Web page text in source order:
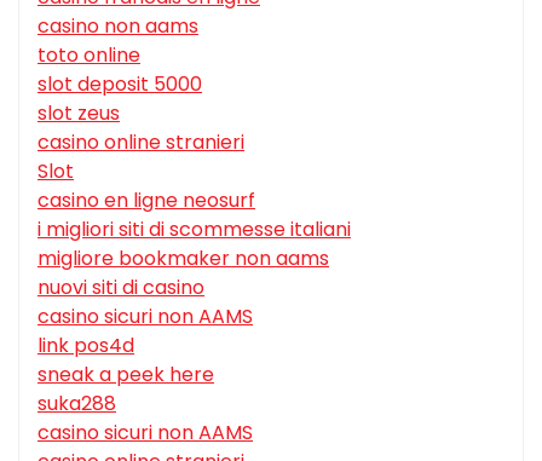
casino non aams
toto online
slot deposit 5000
slot zeus
casino online stranieri
Slot
casino en ligne neosurf
i migliori siti di scommesse italiani
migliore bookmaker non aams
nuovi siti di casino
casino sicuri non AAMS
link pos4d
sneak a peek here
suka288
casino sicuri non AAMS